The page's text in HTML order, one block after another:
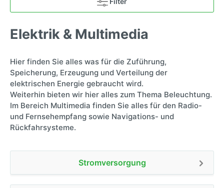
Elektrik & Multimedia
Hier finden Sie alles was für die Zuführung,
Speicherung, Erzeugung und Verteilung der
elektrischen Energie gebraucht wird.
Weiterhin bieten wir hier alles zum Thema Beleuchtung.
Im Bereich Multimedia finden Sie alles für den Radio-
und Fernsehempfang sowie Navigations- und
Rückfahrsysteme.
Stromversorgung